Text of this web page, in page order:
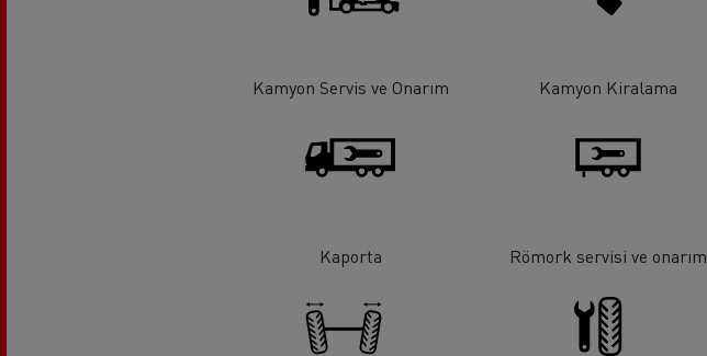
Kamyon Servis ve Onarım Kamyon Kiralama
Kaporta Römork servisi ve onarım